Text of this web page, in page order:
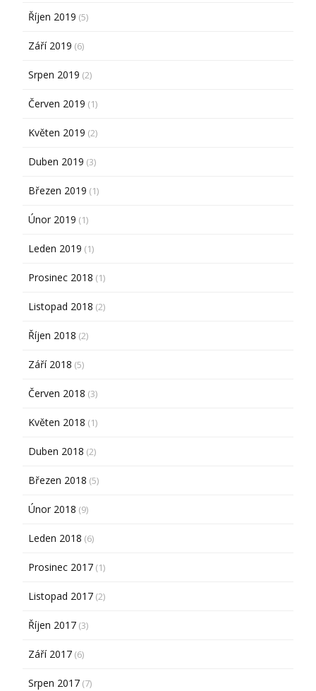
Říjen 2019 (5)
Září 2019 (6)
Srpen 2019 (2)
Červen 2019 (1)
Květen 2019 (2)
Duben 2019 (3)
Březen 2019 (1)
Únor 2019 (1)
Leden 2019 (1)
Prosinec 2018 (1)
Listopad 2018 (2)
Říjen 2018 (2)
Září 2018 (5)
Červen 2018 (3)
Květen 2018 (1)
Duben 2018 (2)
Březen 2018 (5)
Únor 2018 (9)
Leden 2018 (6)
Prosinec 2017 (1)
Listopad 2017 (2)
Říjen 2017 (3)
Září 2017 (6)
Srpen 2017 (7)